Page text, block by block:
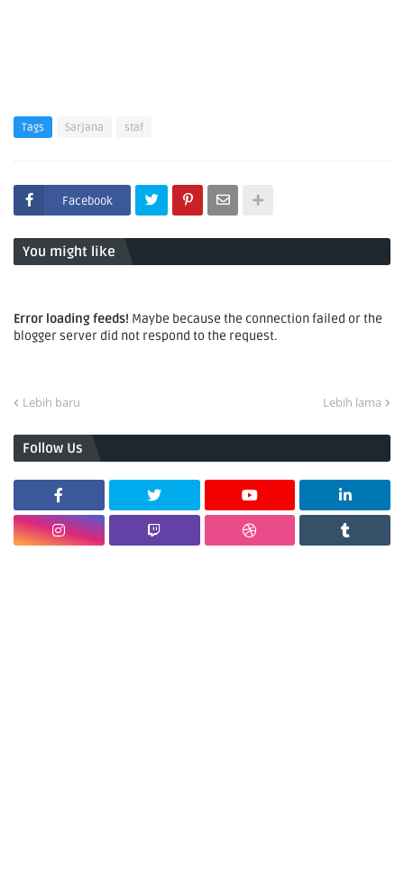
Tags Sarjana staf
Facebook
You might like
Error loading feeds! Maybe because the connection failed or the
blogger server did not respond to the request.
Lebih baru Lebih lama
Follow Us